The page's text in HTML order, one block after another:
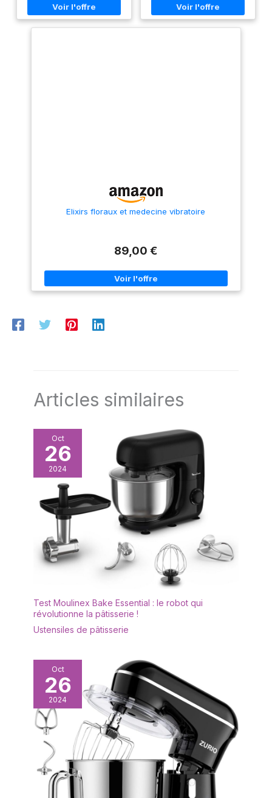
en 3 pièces, comprenant
un batteur K, un fouet et
Elixirs floraux et medecine vibratoire
89,00 €
Articles similaires
Oct
26
2024
Test Moulinex Bake Essential : le robot qui
révolutionne la pâtisserie !
Ustensiles de pâtisserie
Oct
26
2024